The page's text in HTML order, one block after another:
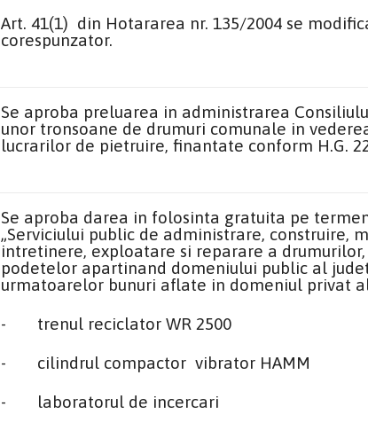
Art. 41(1) din Hotararea nr. 135/2004 se
corespunzator.
Se aproba preluarea in administrarea
unor tronsoane de drumuri comunale in
lucrarilor de pietruire, finantate conform H.G.
Se aproba darea in folosinta gratuita pe
„Serviciului public de administrare, construire,
intretinere, exploatare si reparare a
podetelor apartinand domeniului public al
urmatoarelor bunuri aflate in domeniul privat
- trenul reciclator WR 2500
- cilindrul compactor vibrator HAMM
- laboratorul de incercari